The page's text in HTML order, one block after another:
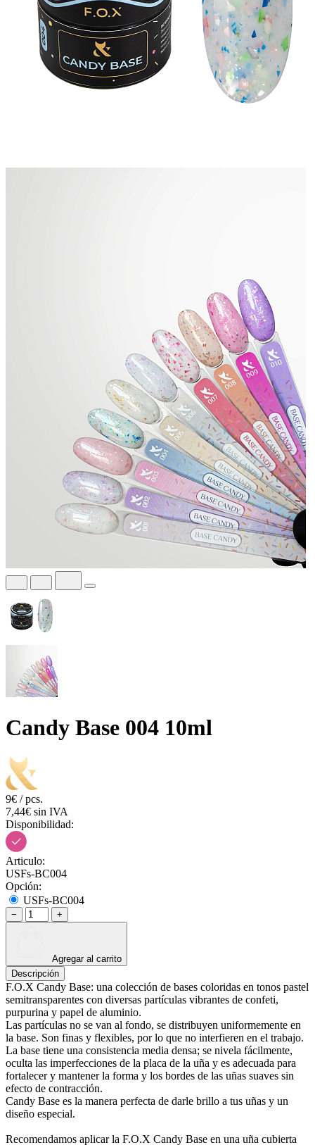
Candy Base 004 10ml
9€ / pcs.
7,44€ sin IVA
Disponibilidad:
Articulo:
USFs-BC004
Opción:
USFs-BC004
− +
Agregar al carrito
Descripción
F.O.X Candy Base: una colección de bases coloridas en tonos pastel
semitransparentes con diversas partículas vibrantes de confeti,
purpurina y papel de aluminio.
Las partículas no se van al fondo, se distribuyen uniformemente en
la base. Son finas y flexibles, por lo que no interfieren en el trabajo.
La base tiene una consistencia media densa; se nivela fácilmente,
oculta las imperfecciones de la placa de la uña y es adecuada para
fortalecer y mantener la forma y los bordes de las uñas suaves sin
efecto de contracción.
Candy Base es la manera perfecta de darle brillo a tus uñas y un
diseño especial.
Recomendamos aplicar la F.O.X Candy Base en una uña cubierta